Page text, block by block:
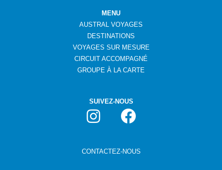
MENU
AUSTRAL VOYAGES
DESTINATIONS
VOYAGES SUR MESURE
CIRCUIT ACCOMPAGNÉ
GROUPE À LA CARTE
SUIVEZ-NOUS
CONTACTEZ-NOUS